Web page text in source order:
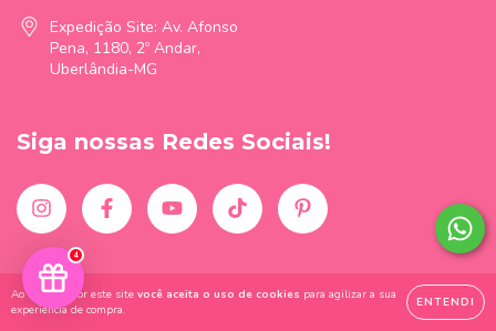
Ao navegar por este site você aceita o uso de cookies para agilizar a sua
experiência de compra.
ENTENDI
Expedição Site: Av. Afonso
Pena, 1180, 2º Andar,
Uberlândia-MG
Siga nossas Redes Sociais!
4